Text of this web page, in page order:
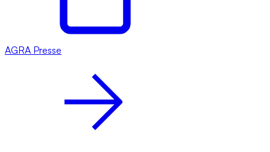
AGRA Presse